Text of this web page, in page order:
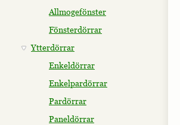
Allmogefönster
Fönsterdörrar
Ytterdörrar
Enkeldörrar
Enkelpardörrar
Pardörrar
Paneldörrar